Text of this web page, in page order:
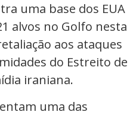
uma base dos EUA
alvos no Golfo nesta
aos ataques
do Estreito de
iraniana.
uma das